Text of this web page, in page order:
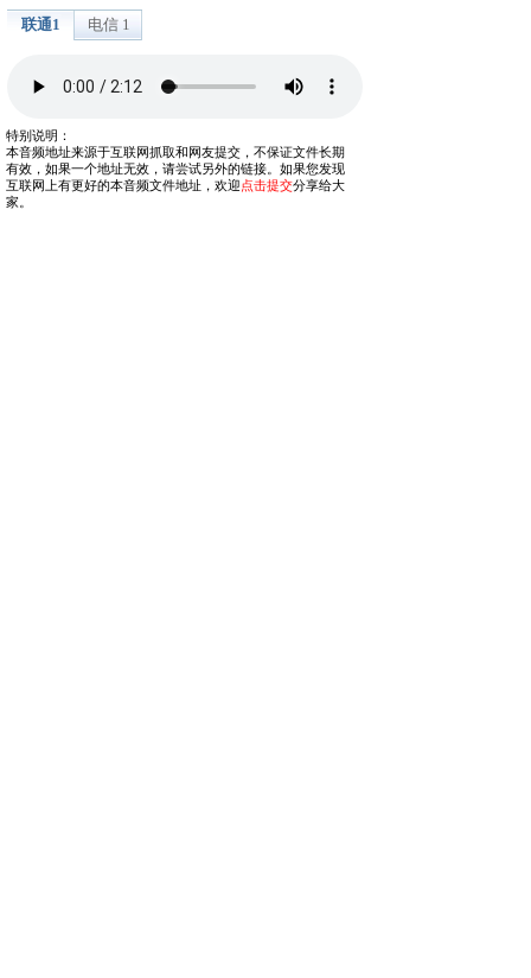
联通1 电信 1
特别说明：
本音频地址来源于互联网抓取和网友提交，不保证文件长期
有效，如果一个地址无效，请尝试另外的链接。如果您发现
互联网上有更好的本音频文件地址，欢迎点击提交分享给大
家。